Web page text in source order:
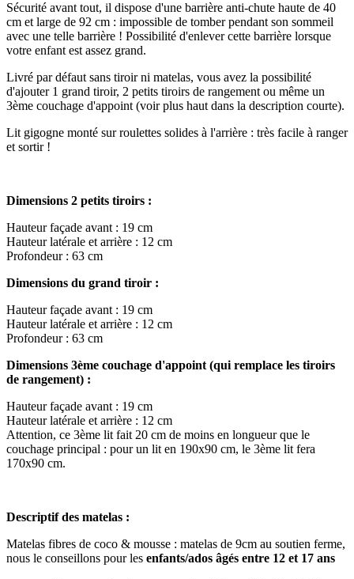
Sécurité avant tout, il dispose d'une barrière anti-chute haute de 40
cm et large de 92 cm : impossible de tomber pendant son sommeil
avec une telle barrière ! Possibilité d'enlever cette barrière lorsque
votre enfant est assez grand.
Livré par défaut sans tiroir ni matelas, vous avez la possibilité
d'ajouter 1 grand tiroir, 2 petits tiroirs de rangement ou même un
3ème couchage d'appoint (voir plus haut dans la description courte).
Lit gigogne monté sur roulettes solides à l'arrière : très facile à ranger
et sortir !
Dimensions 2 petits tiroirs :
Hauteur façade avant : 19 cm
Hauteur latérale et arrière : 12 cm
Profondeur : 63 cm
Dimensions du grand tiroir :
Hauteur façade avant : 19 cm
Hauteur latérale et arrière : 12 cm
Profondeur : 63 cm
Dimensions 3ème couchage d'appoint (qui remplace les tiroirs
de rangement) :
Hauteur façade avant : 19 cm
Hauteur latérale et arrière : 12 cm
Attention, ce 3ème lit fait 20 cm de moins en longueur que le
couchage principal : pour un lit en 190x90 cm, le 3ème lit fera
170x90 cm.
Descriptif des matelas :
Matelas fibres de coco & mousse : matelas de 9cm au soutien ferme,
nous le conseillons pour les enfants/ados âgés entre 12 et 17 ans